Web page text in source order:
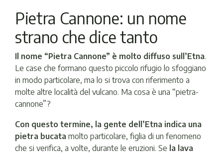
Pietra Cannone: un nome
strano che dice tanto
Il nome “Pietra Cannone” è molto diffuso sull’Etna.
Le case che formano questo piccolo rifugio lo sfoggiano
in modo particolare, ma lo si trova con riferimento a
molte altre località del vulcano. Ma cosa è una “pietra-
cannone”?
Con questo termine, la gente dell’Etna indica una
pietra bucata molto particolare, figlia di un fenomeno
che si verifica, a volte, durante le eruzioni. Se la lava